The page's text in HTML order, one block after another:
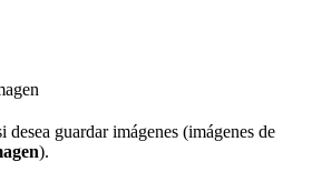
desea guardar imágenes (imágenes de
).